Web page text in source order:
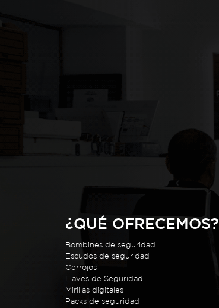
¿QUÉ OFRECEMOS?
Bombines de seguridad
Escudos de seguridad
Cerrojos
Llaves de Seguridad
Mirillas digitales
Packs de seguridad